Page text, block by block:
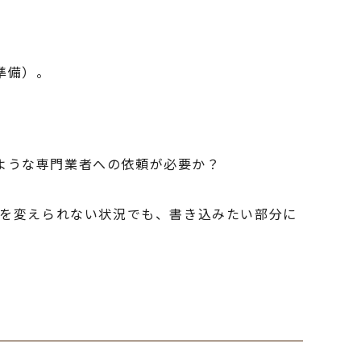
）。
な専門業者への依頼が必要か？
変えられない状況でも、書き込みたい部分に